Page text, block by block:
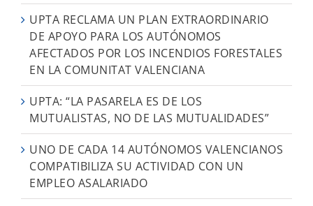
UPTA RECLAMA UN PLAN EXTRAORDINARIO
DE APOYO PARA LOS AUTÓNOMOS
AFECTADOS POR LOS INCENDIOS FORESTALES
EN LA COMUNITAT VALENCIANA
UPTA: “LA PASARELA ES DE LOS
MUTUALISTAS, NO DE LAS MUTUALIDADES”
UNO DE CADA 14 AUTÓNOMOS VALENCIANOS
COMPATIBILIZA SU ACTIVIDAD CON UN
EMPLEO ASALARIADO